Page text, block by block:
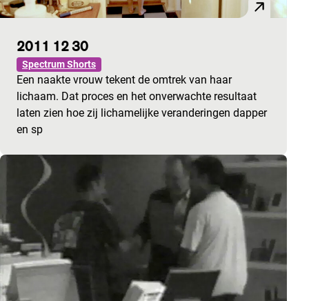
2011 12 30
Spectrum Shorts
Een naakte vrouw tekent de omtrek van haar
lichaam. Dat proces en het onverwachte resultaat
laten zien hoe zij lichamelijke veranderingen dapper
en sp